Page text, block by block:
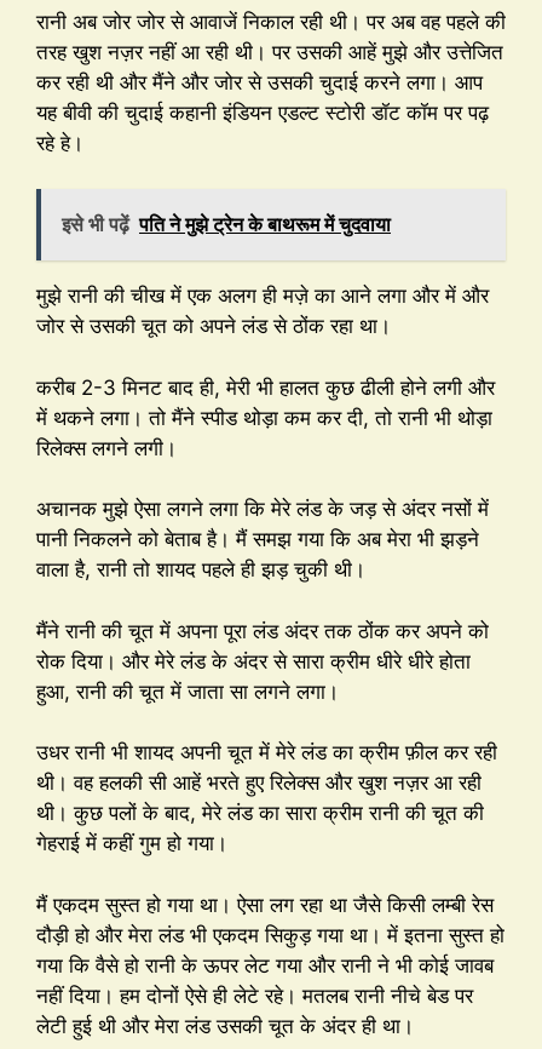
रानी अब जोर जोर से आवाजें निकाल रही थी। पर अब वह पहले की
तरह खुश नज़र नहीं आ रही थी। पर उसकी आहें मुझे और उत्तेजित
कर रही थी और मैंने और जोर से उसकी चुदाई करने लगा। आप
यह बीवी की चुदाई कहानी इंडियन एडल्ट स्टोरी डॉट कॉम पर पढ़
रहे हे।
इसे भी पढ़ें पति ने मुझे ट्रेन के बाथरूम में चुदवाया
मुझे रानी की चीख में एक अलग ही मज़े का आने लगा और में और
जोर से उसकी चूत को अपने लंड से ठोंक रहा था।
करीब 2-3 मिनट बाद ही, मेरी भी हालत कुछ ढीली होने लगी और
में थकने लगा। तो मैंने स्पीड थोड़ा कम कर दी, तो रानी भी थोड़ा
रिलेक्स लगने लगी।
अचानक मुझे ऐसा लगने लगा कि मेरे लंड के जड़ से अंदर नसों में
पानी निकलने को बेताब है। मैं समझ गया कि अब मेरा भी झड़ने
वाला है, रानी तो शायद पहले ही झड़ चुकी थी।
मैंने रानी की चूत में अपना पूरा लंड अंदर तक ठोंक कर अपने को
रोक दिया। और मेरे लंड के अंदर से सारा क्रीम धीरे धीरे होता
हुआ, रानी की चूत में जाता सा लगने लगा।
उधर रानी भी शायद अपनी चूत में मेरे लंड का क्रीम फ़ील कर रही
थी। वह हलकी सी आहें भरते हुए रिलेक्स और खुश नज़र आ रही
थी। कुछ पलों के बाद, मेरे लंड का सारा क्रीम रानी की चूत की
गेहराई में कहीं गुम हो गया।
मैं एकदम सुस्त हो गया था। ऐसा लग रहा था जैसे किसी लम्बी रेस
दौड़ी हो और मेरा लंड भी एकदम सिकुड़ गया था। में इतना सुस्त हो
गया कि वैसे हो रानी के ऊपर लेट गया और रानी ने भी कोई जावब
नहीं दिया। हम दोनों ऐसे ही लेटे रहे। मतलब रानी नीचे बेड पर
लेटी हुई थी और मेरा लंड उसकी चूत के अंदर ही था।